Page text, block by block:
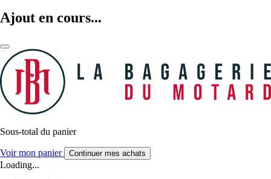
Ajout en cours...
Sous-total du panier
Voir mon panier Continuer mes achats
Loading...